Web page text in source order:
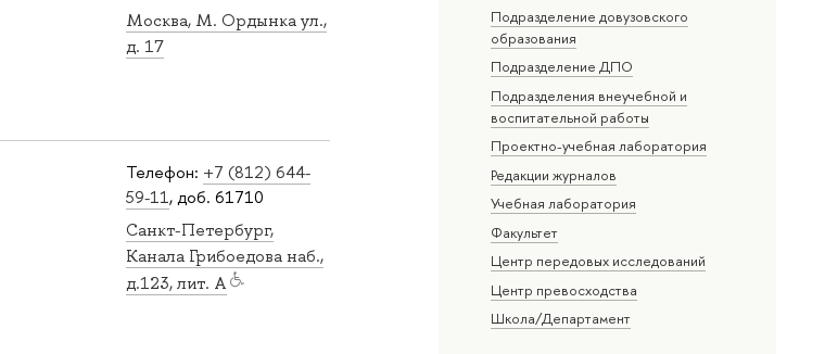
Подразделение довузовского
образования
Подразделение ДПО
Подразделения внеучебной и
воспитательной работы
Проектно-учебная лаборатория
Редакции журналов
Учебная лаборатория
Факультет
Центр передовых исследований
Центр превосходства
Школа/Департамент
Москва, М. Ордынка ул.,
д. 17
Телефон: +7 (812) 644-
59-11, доб. 61710
Санкт-Петербург,
Канала Грибоедова наб.,
д.123, лит. А